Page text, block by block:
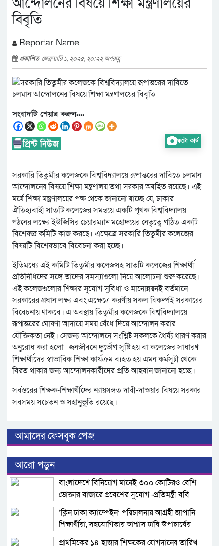
আন্দোলনের বিষয়ে শিক্ষা মন্ত্রণালয়ের
বিবৃতি
Reportar Name
প্রকাশিত ফেব্রুয়ারি ১, ২০২৫, ২০:২২ অপরাহ্ণ
ফটো কার্ড
সংবাদটি শেয়ার করুন....
সরকারি তিতুমীর কলেজকে বিশ্ববিদ্যালয়ে রূপান্তরের দাবিতে চলমান
আন্দোলনের বিষয়ে শিক্ষা মন্ত্রণালয় তথা সরকার অবহিত রয়েছে। এই
মর্মে শিক্ষা মন্ত্রণালয়ের পক্ষ থেকে জানানো যাচ্ছে যে, ঢাকার
ঐতিহ্যবাহী সাতটি কলেজের সমন্বয়ে একটি পৃথক বিশ্ববিদ্যালয়
গঠনের লক্ষ্যে ইউজিসির চেয়ারম্যান মহোদয়ের নেতৃত্বে গঠিত একটি
বিশেষজ্ঞ কমিটি কাজ করছে। এক্ষেত্রে সরকারি তিতুমীর কলেজের
বিষয়টি বিশেষভাবে বিবেচনা করা হচ্ছে।
ইতিমধ্যে এই কমিটি তিতুমীর কলেজসহ সাতটি কলেজের শিক্ষার্থী
প্রতিনিধিদের সঙ্গে তাদের সমস্যাগুলো নিয়ে আলোচনা শুরু করেছে।
এই কলেজগুলোর শিক্ষার সুযোগ সুবিধা ও মানোন্নয়নই বর্তমানে
সরকারের প্রধান লক্ষ্য এবং এক্ষেত্রে করণীয় সকল বিকল্পই সরকারের
বিবেচনায় থাকবে। এ অবস্থায় তিতুমীর কলেজকে বিশ্ববিদ্যালয়ে
রূপান্তরের ঘোষণা আদায়ে সময় বেঁধে দিয়ে আন্দোলন করার
যৌক্তিকতা নেই। সেজন্য আন্দোলনে সংশ্লিষ্ট সকলকে ধৈর্য্য ধারণ করার
অনুরোধ করা হলো। জনজীবনে দুর্ভোগ সৃষ্টি হয় বা কলেজের সাধারণ
শিক্ষার্থীদের স্বাভাবিক শিক্ষা কার্যক্রম ব্যহত হয় এমন কর্মসূচী থেকে
বিরত থাকার জন্য আন্দোলনকারীদের প্রতি আহবান জানানো হচ্ছে।
সর্বস্তরের শিক্ষক-শিক্ষার্থীদের ন্যায়সঙ্গত দাবী-দাওয়ার বিষয়ে সরকার
সবসময় সচেতন ও সহানুভূতি রয়েছে।
আমাদের ফেসবুক পেজ
আরো পড়ুন
বাংলাদেশে বিনিয়োগ মানেই ৩০০ কোটিরও বেশি
ভোক্তার বাজারে প্রবেশের সুযোগ -প্রতিমন্ত্রী ববি
হাজ্জাজ
‘ক্লিন ঢাকা ক্যাম্পেইন’ পরিচালনায় আগ্রহী জাপানি
শিক্ষার্থীরা, সহযোগিতার আশ্বাস ঢাবি উপাচার্যের
প্রাথমিকের ১৪ হাজার শিক্ষকের যোগদানের তারিখ